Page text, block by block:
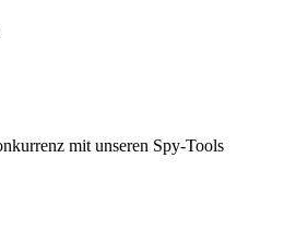
mit unseren Spy-Tools